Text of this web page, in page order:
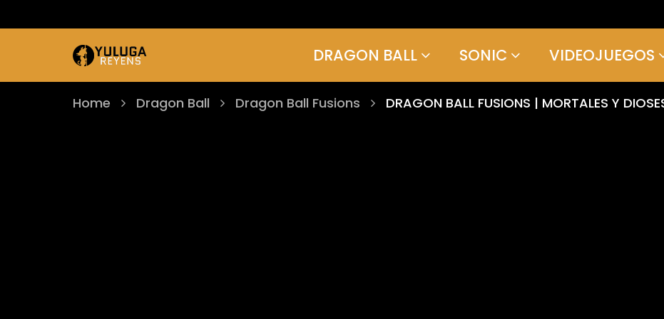
DRAGON BALL SONIC VIDEOJUEGOS
Home Dragon Ball Dragon Ball Fusions DRAGON BALL FUSIONS | MORTALES Y